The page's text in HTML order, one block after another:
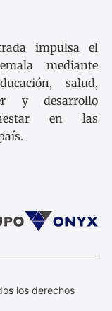
impulsa el
mediante
salud,
y desarrollo
en las
los derechos